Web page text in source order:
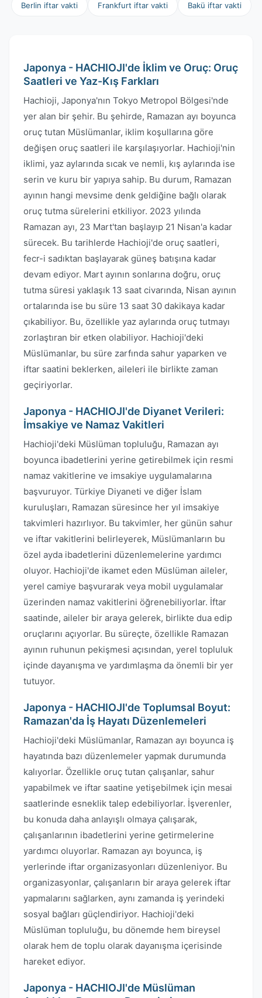
Berlin iftar vakti Frankfurt iftar vakti Bakü iftar vakti
Japonya - HACHIOJI'de İklim ve Oruç: Oruç
Saatleri ve Yaz-Kış Farkları
Hachioji, Japonya'nın Tokyo Metropol Bölgesi'nde
yer alan bir şehir. Bu şehirde, Ramazan ayı boyunca
oruç tutan Müslümanlar, iklim koşullarına göre
değişen oruç saatleri ile karşılaşıyorlar. Hachioji'nin
iklimi, yaz aylarında sıcak ve nemli, kış aylarında ise
serin ve kuru bir yapıya sahip. Bu durum, Ramazan
ayının hangi mevsime denk geldiğine bağlı olarak
oruç tutma sürelerini etkiliyor. 2023 yılında
Ramazan ayı, 23 Mart'tan başlayıp 21 Nisan'a kadar
sürecek. Bu tarihlerde Hachioji'de oruç saatleri,
fecr-i sadıktan başlayarak güneş batışına kadar
devam ediyor. Mart ayının sonlarına doğru, oruç
tutma süresi yaklaşık 13 saat civarında, Nisan ayının
ortalarında ise bu süre 13 saat 30 dakikaya kadar
çıkabiliyor. Bu, özellikle yaz aylarında oruç tutmayı
zorlaştıran bir etken olabiliyor. Hachioji'deki
Müslümanlar, bu süre zarfında sahur yaparken ve
iftar saatini beklerken, aileleri ile birlikte zaman
geçiriyorlar.
Japonya - HACHIOJI'de Diyanet Verileri:
İmsakiye ve Namaz Vakitleri
Hachioji'deki Müslüman topluluğu, Ramazan ayı
boyunca ibadetlerini yerine getirebilmek için resmi
namaz vakitlerine ve imsakiye uygulamalarına
başvuruyor. Türkiye Diyaneti ve diğer İslam
kuruluşları, Ramazan süresince her yıl imsakiye
takvimleri hazırlıyor. Bu takvimler, her günün sahur
ve iftar vakitlerini belirleyerek, Müslümanların bu
özel ayda ibadetlerini düzenlemelerine yardımcı
oluyor. Hachioji'de ikamet eden Müslüman aileler,
yerel camiye başvurarak veya mobil uygulamalar
üzerinden namaz vakitlerini öğrenebiliyorlar. İftar
saatinde, aileler bir araya gelerek, birlikte dua edip
oruçlarını açıyorlar. Bu süreçte, özellikle Ramazan
ayının ruhunun pekişmesi açısından, yerel topluluk
içinde dayanışma ve yardımlaşma da önemli bir yer
tutuyor.
Japonya - HACHIOJI'de Toplumsal Boyut:
Ramazan'da İş Hayatı Düzenlemeleri
Hachioji'deki Müslümanlar, Ramazan ayı boyunca iş
hayatında bazı düzenlemeler yapmak durumunda
kalıyorlar. Özellikle oruç tutan çalışanlar, sahur
yapabilmek ve iftar saatine yetişebilmek için mesai
saatlerinde esneklik talep edebiliyorlar. İşverenler,
bu konuda daha anlayışlı olmaya çalışarak,
çalışanlarının ibadetlerini yerine getirmelerine
yardımcı oluyorlar. Ramazan ayı boyunca, iş
yerlerinde iftar organizasyonları düzenleniyor. Bu
organizasyonlar, çalışanların bir araya gelerek iftar
yapmalarını sağlarken, aynı zamanda iş yerindeki
sosyal bağları güçlendiriyor. Hachioji'deki
Müslüman topluluğu, bu dönemde hem bireysel
olarak hem de toplu olarak dayanışma içerisinde
hareket ediyor.
Japonya - HACHIOJI'de Müslüman